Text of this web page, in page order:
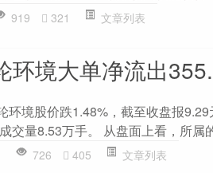
919 321 文章列表
环境大单净流出
环境股价跌1.48%，截至收盘报
交量8.53万手。 从盘面上看，所属
726 405 文章列表